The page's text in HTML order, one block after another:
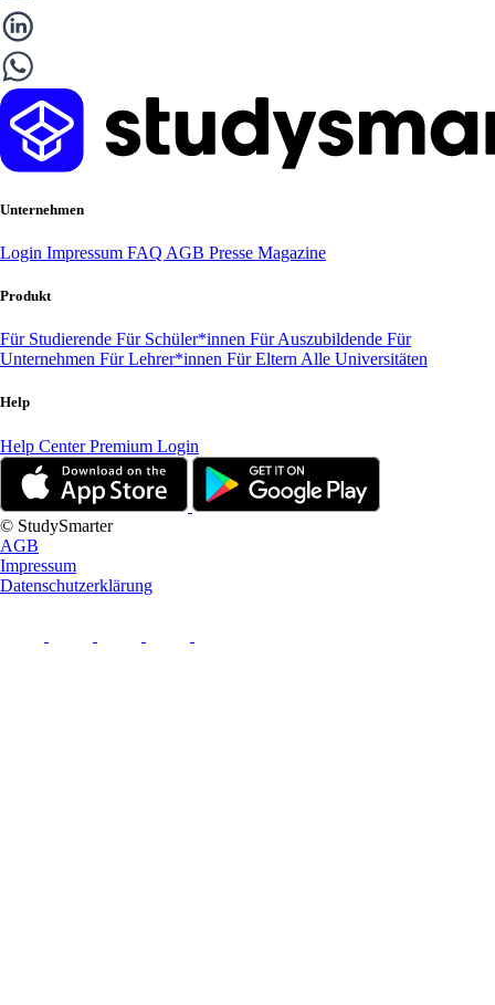
Unternehmen
Login Impressum FAQ AGB Presse Magazine
Produkt
Für Studierende Für Schüler*innen Für Auszubildende Für
Unternehmen Für Lehrer*innen Für Eltern Alle Universitäten
Help
Help CenterPremium Login
© StudySmarter
AGB
Impressum
Datenschutzerklärung